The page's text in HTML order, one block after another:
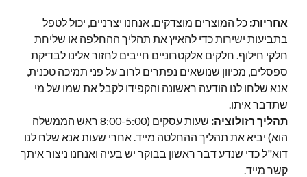
אחריות: כל המוצרים מוצדקים. אנחנו יצרניים, יכול לטפל
בתביעות ישירות כדי להאיץ את תהליך ההחלפה או שליחת
חלקי חילוף. חלקים אלקטרוניים חייבים לחזור אלינו לבדיקת
ספסלים, מכיוון שנושאים נפתרים לרוב על פני תמיכה טכנית,
אנא שלחו לנו הודעה ראשונה והקפידו לקבל את שמו של מי
שתדבר איתו.
תהליך רזולוציה:
שעות עסקים (8:00-5:00 ראש הממשלה
הוא) יביא את תהליך ההחלטה מייד. אחרי שעות אנא שלח לנו
דוא"ל כדי שנדע דבר ראשון בבוקר יש בעיה ואנחנו ניצור איתך
קשר מייד.